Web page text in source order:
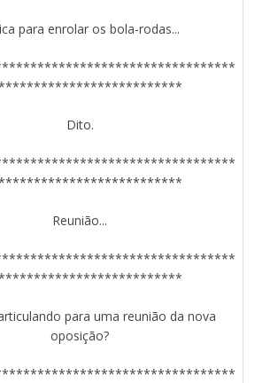
para enrolar os bola-rodas...
Dito.
Reunião...
para uma reunião da nova
oposição?